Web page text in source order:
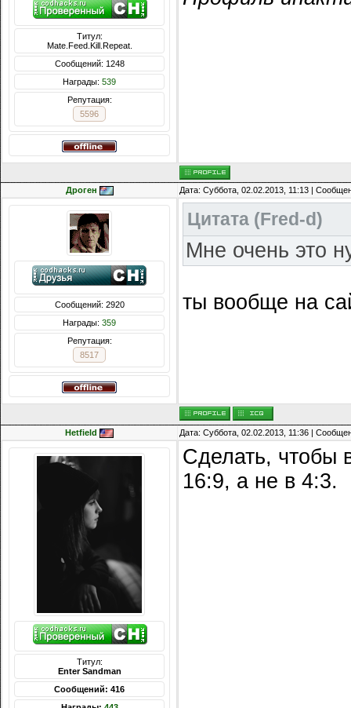
Титул:
Mate.Feed.Kill.Repeat.
Сообщений: 1248
Награды: 539
Репутация:
5596
Дроген Дата: Суббота, 02.02.2013, 11:13 |
Сообщений: 2920
Награды: 359
Репутация:
8517
Цитата (Fred-d)
Мне очень это
ты вообще на
Hetfield Дата: Суббота, 02.02.2013, 11:36 |
Титул:
Enter Sandman
Сообщений: 416
Сделать, чтобы
16:9, а не в 4:3.